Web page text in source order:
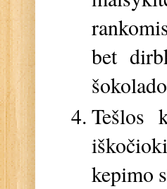
bet
Tešlos
kepimo